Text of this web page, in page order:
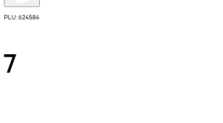
PLU: 624584
7